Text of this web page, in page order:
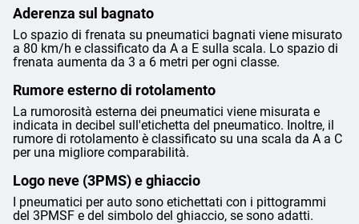
Aderenza sul bagnato
Lo spazio di frenata su pneumatici bagnati viene misurato
a 80 km/h e classificato da A a E sulla scala. Lo spazio di
frenata aumenta da 3 a 6 metri per ogni classe.
Rumore esterno di rotolamento
La rumorosità esterna dei pneumatici viene misurata e
indicata in decibel sull'etichetta del pneumatico. Inoltre, il
rumore di rotolamento è classificato su una scala da A a C
per una migliore comparabilità.
Logo neve (3PMS) e ghiaccio
I pneumatici per auto sono etichettati con i pittogrammi
del 3PMSF e del simbolo del ghiaccio, se sono adatti.